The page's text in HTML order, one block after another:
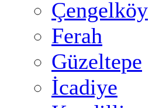
Çengelköy
Ferah
Güzeltepe
İcadiye